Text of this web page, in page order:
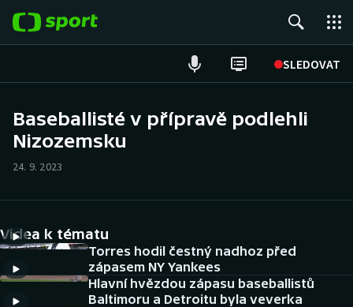
SLEDOVAT
Hokej
Cyklistika
DALŠÍ SPORTY
Baseballisté v přípravě podlehli
Nizozemsku
24. 9. 2023
Videa k tématu
Torres hodil čestný nadhoz před
zápasem NY Yankees
Hlavní hvězdou zápasu baseballistů
Baltimoru a Detroitu byla veverka